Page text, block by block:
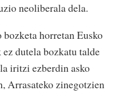
neoliberala dela.
horretan Eusko
dutela bozkatu talde
iritzi ezberdin asko
Arrasateko zinegotzien